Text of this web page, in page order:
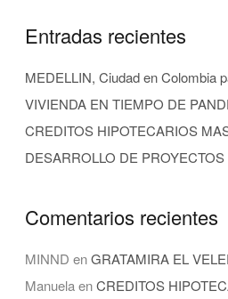
Entradas recientes
MEDELLIN, Ciudad en Colombia
VIVIENDA EN TIEMPO DE
CREDITOS HIPOTECARIOS
DESARROLLO DE
Comentarios recientes
MINND enGRATAMIRA EL
ManuelaenCREDITOS